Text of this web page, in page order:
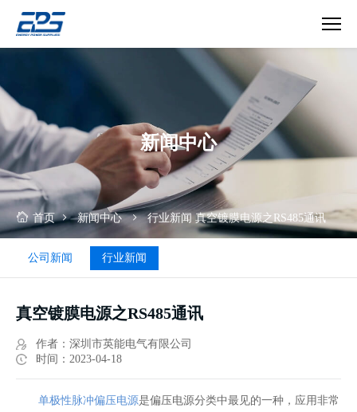
镀
电
源
之
RS485
通
新闻中心
首页 新闻中心 行业新闻 真空镀膜电源之RS485通讯
公司新闻 行业新闻
真空镀膜电源之RS485通讯
作者：深圳市英能电气有限公司
时间：2023-04-18
单极性脉冲偏压电源是偏压电源分类中最见的一种，应用非常